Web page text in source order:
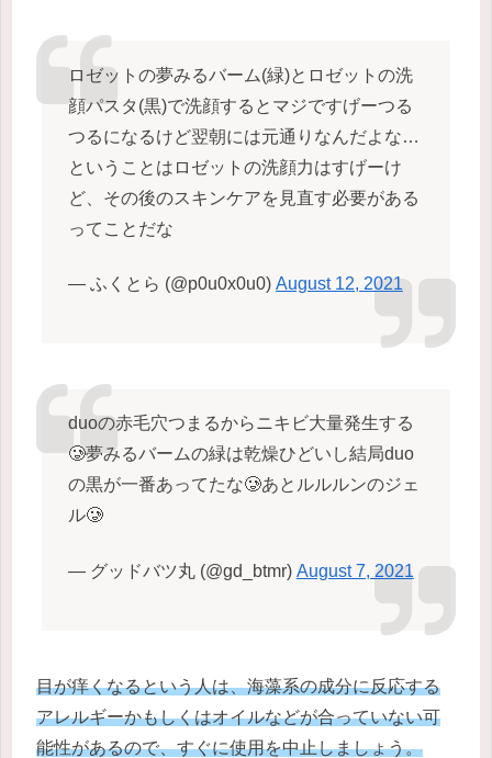
ロゼットの夢みるバーム(緑)とロゼットの洗
顔パスタ(黒)で洗顔するとマジですげーつる
つるになるけど翌朝には元通りなんだよな…
ということはロゼットの洗顔力はすげーけ
ど、その後のスキンケアを見直す必要がある
ってことだな
— ふくとら (@p0u0x0u0) August 12, 2021
duoの赤毛穴つまるからニキビ大量発生する
🥲夢みるバームの緑は乾燥ひどいし結局duo
の黒が一番あってたな🥲あとルルルンのジェ
ル🥲
— グッドバツ丸 (@gd_btmr) August 7, 2021
目が痒くなるという人は、海藻系の成分に反応する
アレルギーかもしくはオイルなどが合っていない可
能性があるので、すぐに使用を中止しましょう。